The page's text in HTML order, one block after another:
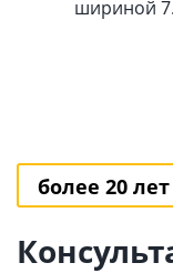
шириной 7.
более 20